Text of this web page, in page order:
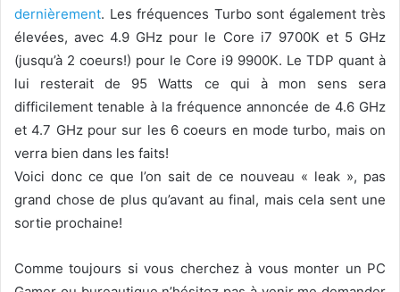
dernièrement. Les fréquences Turbo sont également très
élevées, avec 4.9 GHz pour le Core i7 9700K et 5 GHz
(jusqu’à 2 coeurs!) pour le Core i9 9900K. Le TDP quant à
lui resterait de 95 Watts ce qui à mon sens sera
difficilement tenable à la fréquence annoncée de 4.6 GHz
et 4.7 GHz pour sur les 6 coeurs en mode turbo, mais on
verra bien dans les faits!
Voici donc ce que l’on sait de ce nouveau « leak », pas
grand chose de plus qu’avant au final, mais cela sent une
sortie prochaine!
Comme toujours si vous cherchez à vous monter un PC